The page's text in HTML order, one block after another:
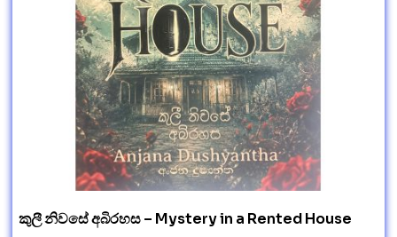
කුලී නිවසේ අබිරහස – Mystery in a Rented House